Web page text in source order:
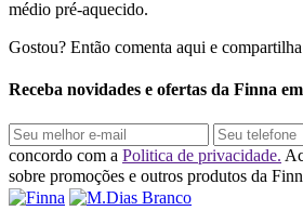
médio pré-aquecido.
Gostou? Então comenta aqui e
Receba novidades e ofertas da Finna
concordo com a Politica de privacidade.
sobre promoções e outros produtos da